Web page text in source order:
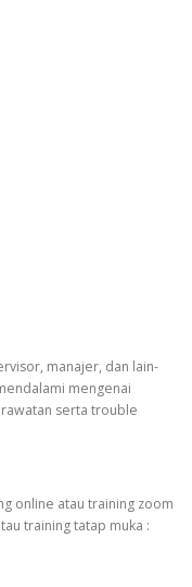
manajer, dan lain-
mengenai
serta trouble
online atau training zoom
training tatap muka :